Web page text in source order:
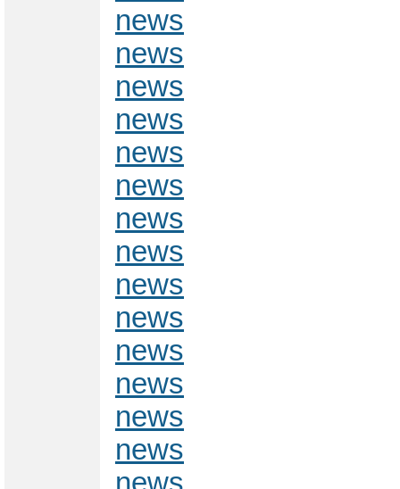
news
news
news
news
news
news
news
news
news
news
news
news
news
news
news